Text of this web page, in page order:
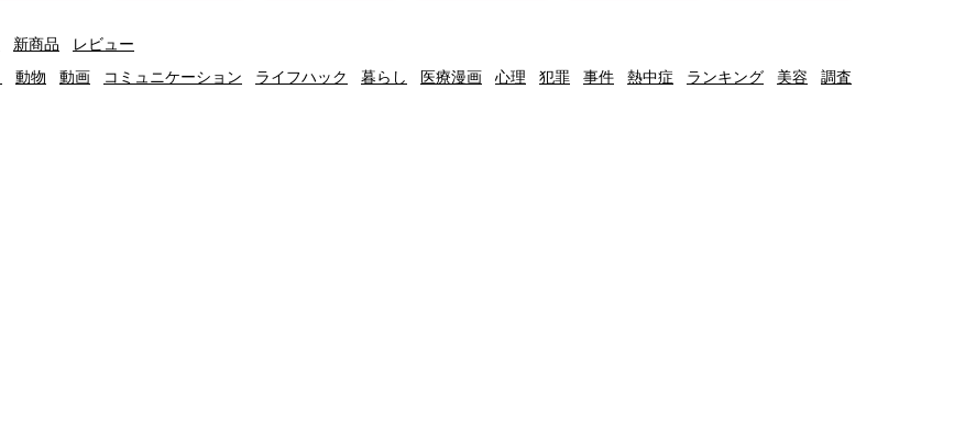
新商品
レビュー
動物 動画 コミュニケーション ライフハック 暮らし 医療漫画 心理 犯罪 事件 熱中症 ランキング 美容
調査